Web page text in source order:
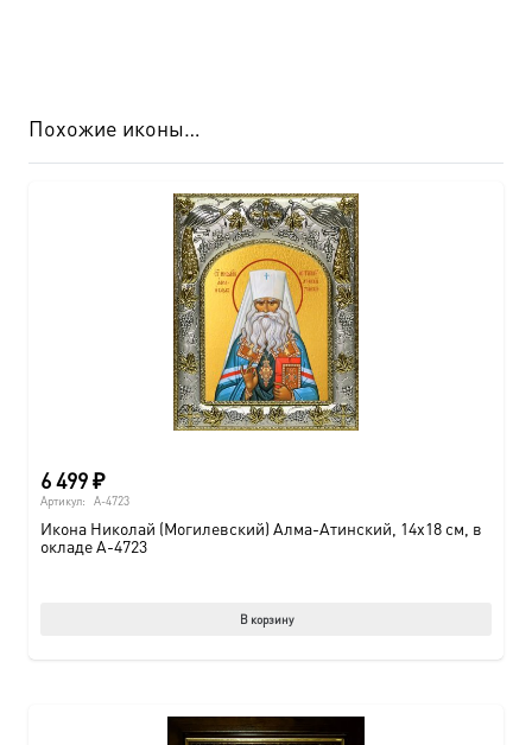
Похожие иконы…
6 499₽
Артикул: A-4723
Икона Николай (Могилевский) Алма-Атинский, 14х18 см, в
окладе A-4723
В корзину